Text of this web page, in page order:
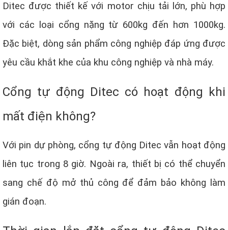
Ditec được thiết kế với motor chịu tải lớn, phù hợp
với các loại cổng nặng từ 600kg đến hơn 1000kg.
Đặc biệt, dòng sản phẩm công nghiệp đáp ứng được
yêu cầu khắt khe của khu công nghiệp và nhà máy.
Cổng tự động Ditec có hoạt động khi
mất điện không?
Với pin dự phòng, cổng tự động Ditec vẫn hoạt động
liên tục trong 8 giờ. Ngoài ra, thiết bị có thể chuyển
sang chế độ mở thủ công để đảm bảo không làm
gián đoạn.